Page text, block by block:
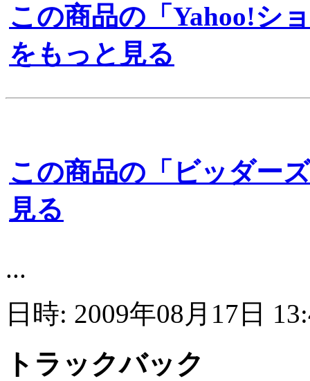
この商品の「Yahoo!シ
をもっと見る
この商品の「ビッダー
見る
...
日時: 2009年08月17日
トラックバック